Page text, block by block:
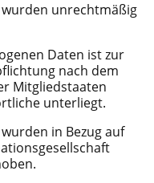
unrechtmäßig
Daten ist zur
nach dem
Mitgliedstaaten
unterliegt.
in Bezug auf